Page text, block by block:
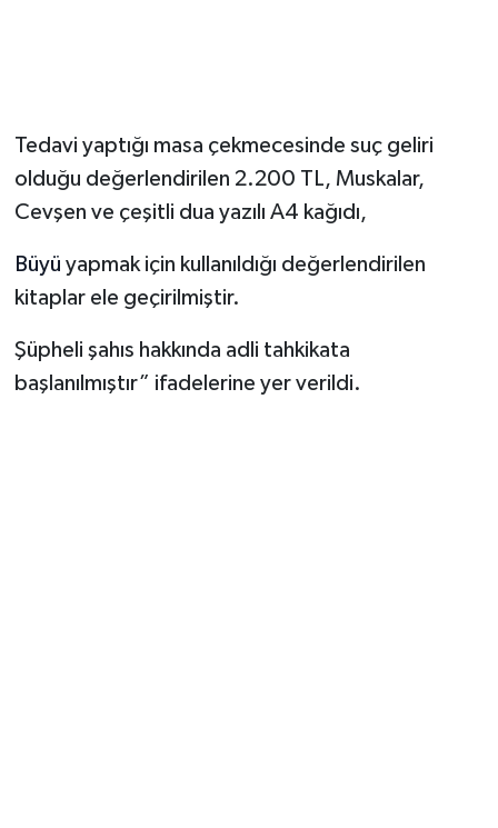
Tedavi yaptığı masa çekmecesinde suç geliri
olduğu değerlendirilen 2.200 TL, Muskalar,
Cevşen ve çeşitli dua yazılı A4 kağıdı,
Büyü yapmak için kullanıldığı değerlendirilen
kitaplar ele geçirilmiştir.
Şüpheli şahıs hakkında adli tahkikata
başlanılmıştır” ifadelerine yer verildi.